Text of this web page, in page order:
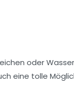
oder
eine tolle